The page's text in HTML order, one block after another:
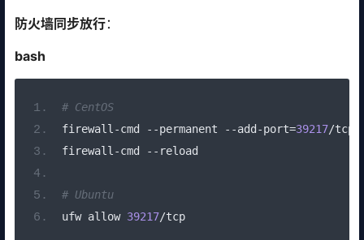
防火墙同步放行：
bash
# CentOS
firewall -cmd --permanent --add -port=39217/tcp
firewall -cmd -- reload
# Ubuntu
ufw allow 39217/tcp